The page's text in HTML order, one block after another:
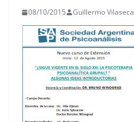
08/10/2015 Guillermo Vilaseca